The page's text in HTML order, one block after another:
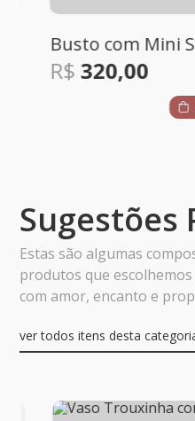
Busto com Mini
R$320,00
Sugestões
Estas são algumas
produtos que
com amor, encanto e
ver todos itens desta